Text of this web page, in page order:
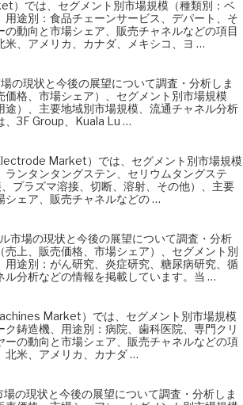
）では、セグメント別市場規模（種類別：ベ
途別：食品チェーンサービス、デパート、そ
動向と市場シェア、販売チャネルなどの項目
、アメリカ、カナダ、メキシコ、ヨ …
現状と今後の展望について調査・分析しま
格、市場シェア）、セグメント別市場規模
途）、主要地域別市場規模、流通チャネル分析
、3F Group、Kuala Lu …
Market）では、セグメント別市場規模
ランタンタングステン、セリウムタングステ
プラズマ溶接、切断、溶射、その他）、主要
シェア、販売チャネルなどの …
場の現状と今後の展望について調査・分析
上、販売価格、市場シェア）、セグメント別
途別：がん研究、炎症研究、糖尿病研究、循
分析などの情報を掲載しています。当 …
Market）では、セグメント別市場規模
鋳造機、用途別：病院、歯科医院、専門クリ
の動向と市場シェア、販売チャネルなどの項
北米、アメリカ、カナダ …
の現状と今後の展望について調査・分析しま